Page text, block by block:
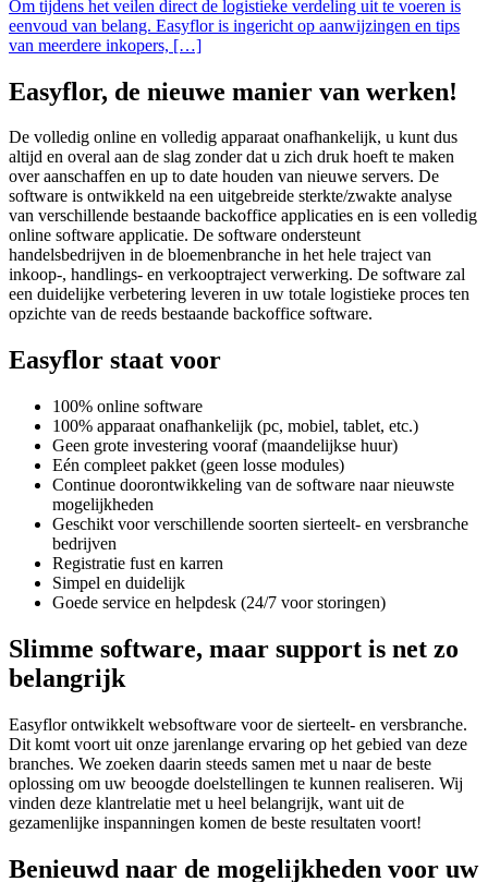
Om tijdens het veilen direct de logistieke verdeling uit te voeren is
eenvoud van belang. Easyflor is ingericht op aanwijzingen en tips
van meerdere inkopers, […]
Easyflor, de nieuwe manier van werken!
De volledig online en volledig apparaat onafhankelijk, u kunt dus
altijd en overal aan de slag zonder dat u zich druk hoeft te maken
over aanschaffen en up to date houden van nieuwe servers. De
software is ontwikkeld na een uitgebreide sterkte/zwakte analyse
van verschillende bestaande backoffice applicaties en is een volledig
online software applicatie. De software ondersteunt
handelsbedrijven in de bloemenbranche in het hele traject van
inkoop-, handlings- en verkooptraject verwerking. De software zal
een duidelijke verbetering leveren in uw totale logistieke proces ten
opzichte van de reeds bestaande backoffice software.
Easyflor staat voor
100% online software
100% apparaat onafhankelijk (pc, mobiel, tablet, etc.)
Geen grote investering vooraf (maandelijkse huur)
Eén compleet pakket (geen losse modules)
Continue doorontwikkeling van de software naar nieuwste
mogelijkheden
Geschikt voor verschillende soorten sierteelt- en versbranche
bedrijven
Registratie fust en karren
Simpel en duidelijk
Goede service en helpdesk (24/7 voor storingen)
Slimme software, maar support is net zo
belangrijk
Easyflor ontwikkelt websoftware voor de sierteelt- en versbranche.
Dit komt voort uit onze jarenlange ervaring op het gebied van deze
branches. We zoeken daarin steeds samen met u naar de beste
oplossing om uw beoogde doelstellingen te kunnen realiseren. Wij
vinden deze klantrelatie met u heel belangrijk, want uit de
gezamenlijke inspanningen komen de beste resultaten voort!
Benieuwd naar de mogelijkheden voor uw